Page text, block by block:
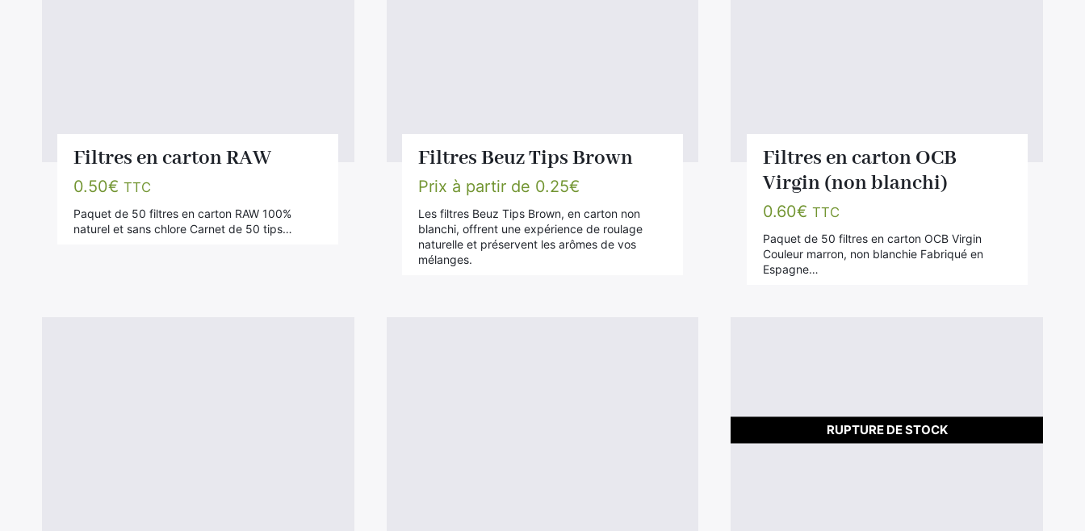
Filtres en carton RAW
0.50€ TTC
Paquet de 50 filtres en carton RAW 100%
naturel et sans chlore Carnet de 50 tips…
Filtres Beuz Tips Brown
Prix à partir de 0.25€
Les filtres Beuz Tips Brown, en carton non
blanchi, offrent une expérience de roulage
naturelle et préservent les arômes de vos
mélanges.
Filtres en carton OCB
Virgin (non blanchi)
0.60€ TTC
Paquet de 50 filtres en carton OCB Virgin
Couleur marron, non blanchie Fabriqué en
Espagne…
RUPTURE DE STOCK